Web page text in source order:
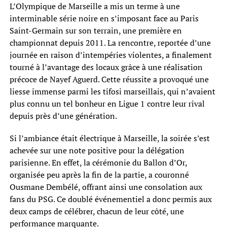
L’Olympique de Marseille a mis un terme à une
interminable série noire en s’imposant face au Paris
Saint-Germain sur son terrain, une première en
championnat depuis 2011. La rencontre, reportée d’une
journée en raison d’intempéries violentes, a finalement
tourné à l’avantage des locaux grâce à une réalisation
précoce de Nayef Aguerd. Cette réussite a provoqué une
liesse immense parmi les tifosi marseillais, qui n’avaient
plus connu un tel bonheur en Ligue 1 contre leur rival
depuis près d’une génération.
Si l’ambiance était électrique à Marseille, la soirée s’est
achevée sur une note positive pour la délégation
parisienne. En effet, la cérémonie du Ballon d’Or,
organisée peu après la fin de la partie, a couronné
Ousmane Dembélé, offrant ainsi une consolation aux
fans du PSG. Ce doublé événementiel a donc permis aux
deux camps de célébrer, chacun de leur côté, une
performance marquante.